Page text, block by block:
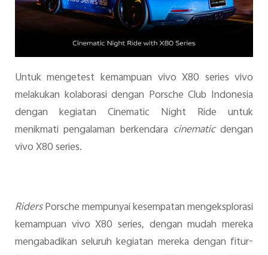
Untuk mengetest kemampuan vivo X80 series vivo
melakukan kolaborasi dengan Porsche Club Indonesia
dengan kegiatan Cinematic Night Ride untuk
menikmati pengalaman berkendara cinematicdengan
vivo X80 series.
RidersPorsche mempunyai kesempatan mengeksplorasi
kemampuan vivo X80 series, dengan mudah mereka
mengabadikan seluruh kegiatan mereka dengan fitur-